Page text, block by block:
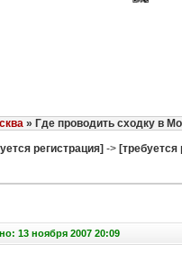
» Где проводить сходку в
регистрация] -> [требуется
13 ноября 2007 20:09